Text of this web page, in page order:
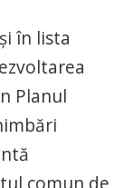
în lista
Planul